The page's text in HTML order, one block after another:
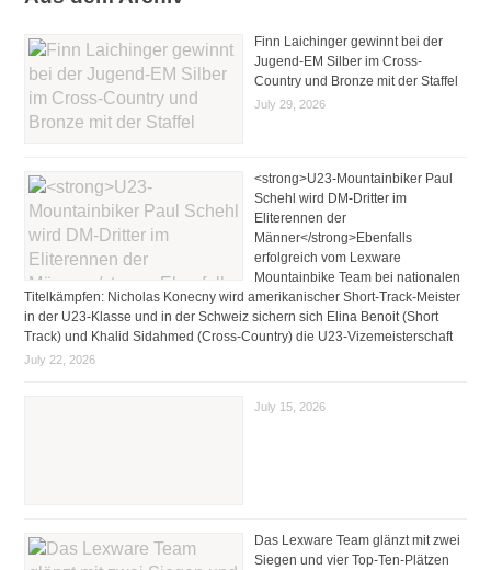
Finn Laichinger gewinnt bei der
Jugend-EM Silber im Cross-
Country und Bronze mit der Staffel
July 29, 2026
<strong>U23-Mountainbiker Paul
Schehl wird DM-Dritter im
Eliterennen der
Männer</strong>Ebenfalls
erfolgreich vom Lexware
Mountainbike Team bei nationalen
Titelkämpfen: Nicholas Konecny wird amerikanischer Short-Track-Meister
in der U23-Klasse und in der Schweiz sichern sich Elina Benoit (Short
Track) und Khalid Sidahmed (Cross-Country) die U23-Vizemeisterschaft
July 22, 2026
July 15, 2026
Das Lexware Team glänzt mit zwei
Siegen und vier Top-Ten-Plätzen